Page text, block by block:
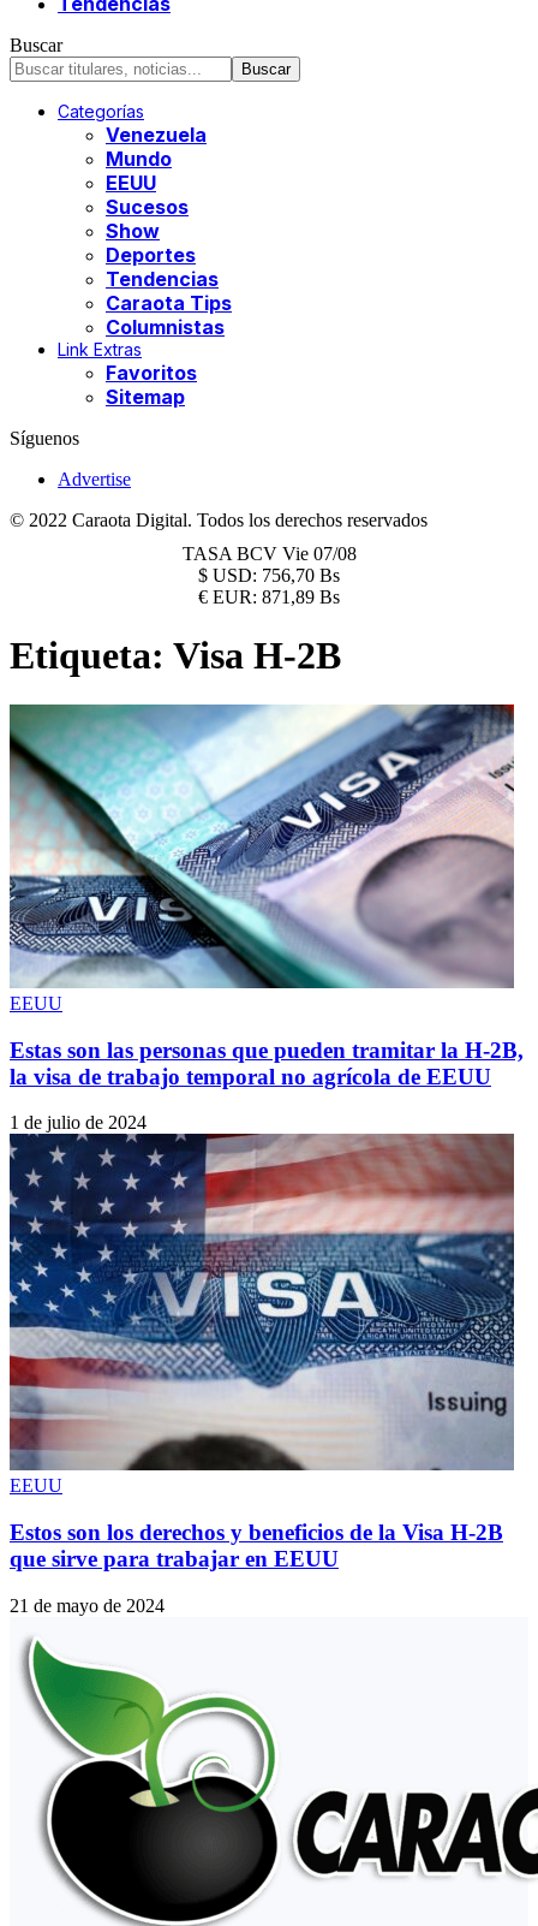
Buscar
Categorías
Venezuela
Mundo
EEUU
Sucesos
Show
Deportes
Tendencias
Caraota Tips
Columnistas
Link Extras
Favoritos
Sitemap
Síguenos
Advertise
© 2022 Caraota Digital. Todos los derechos reservados
TASA BCV Vie 07/08
$ USD: 756,70 Bs
€ EUR: 871,89 Bs
Etiqueta: Visa H-2B
EEUU
Estas son las personas que pueden tramitar la H-2B,
la visa de trabajo temporal no agrícola de EEUU
1 de julio de 2024
EEUU
Estos son los derechos y beneficios de la Visa H-2B
que sirve para trabajar en EEUU
21 de mayo de 2024